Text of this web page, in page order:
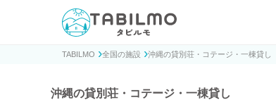
貸別荘コテージ・一棟貸し宿泊予約サイト
TABILMO 全国の施設 沖縄の貸別荘・コテージ・一棟貸し
沖縄の貸別荘・コテージ・一棟貸し